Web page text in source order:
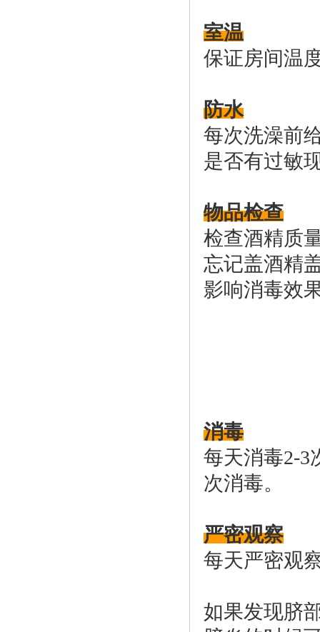
室温
保证房间温
防水
每次洗澡前
是否有过敏
物品检查
检查酒精质
忘记盖酒精
影响消毒效
消毒
每天消毒2-3
次消毒。
严密观察
每天严密观
如果发现脐